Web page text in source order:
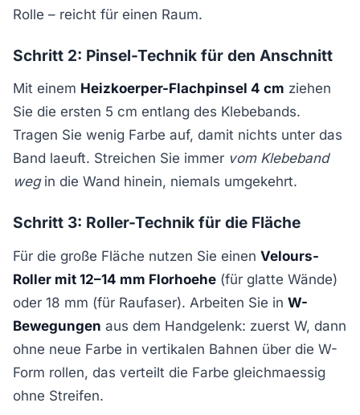
Rolle – reicht für einen Raum.
Schritt 2: Pinsel-Technik für den Anschnitt
Mit einem Heizkoerper-Flachpinsel 4 cm ziehen
Sie die ersten 5 cm entlang des Klebebands.
Tragen Sie wenig Farbe auf, damit nichts unter das
Band laeuft. Streichen Sie immer vom Klebeband
wegin die Wand hinein, niemals umgekehrt.
Schritt 3: Roller-Technik für die Fläche
Für die große Fläche nutzen Sie einen Velours-
Roller mit 12–14 mm Florhoehe (für glatte Wände)
oder 18 mm (für Raufaser). Arbeiten Sie in W-
Bewegungen aus dem Handgelenk: zuerst W, dann
ohne neue Farbe in vertikalen Bahnen über die W-
Form rollen, das verteilt die Farbe gleichmaessig
ohne Streifen.